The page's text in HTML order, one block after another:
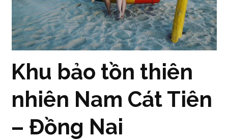
Khu bảo tồn thiên
nhiên Nam Cát Tiên
– Đồng Nai